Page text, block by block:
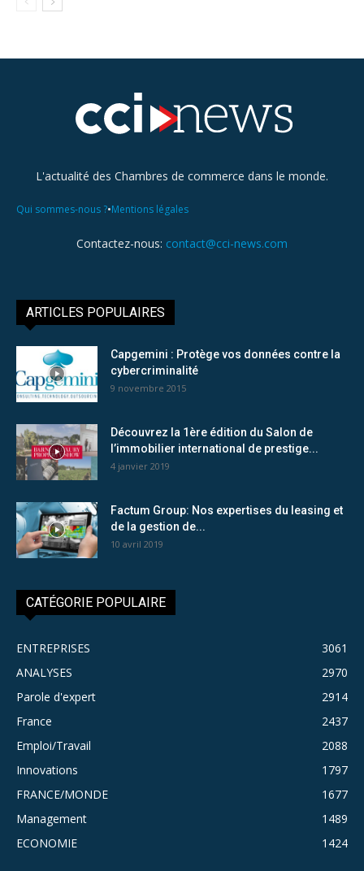
L'actualité des Chambres de commerce dans le monde.
Qui sommes-nous ?•Mentions légales
Contactez-nous: contact@cci-news.com
ARTICLES POPULAIRES
Capgemini : Protège vos données contre la
cybercriminalité
9 novembre 2015
Découvrez la 1ère édition du Salon de
l’immobilier international de prestige...
4 janvier 2019
Factum Group: Nos expertises du leasing et
de la gestion de...
10 avril 2019
CATÉGORIE POPULAIRE
ENTREPRISES
3061
ANALYSES
2970
Parole d'expert
2914
France
2437
Emploi/Travail
2088
Innovations
1797
FRANCE/MONDE
1677
Management
1489
ECONOMIE
1424